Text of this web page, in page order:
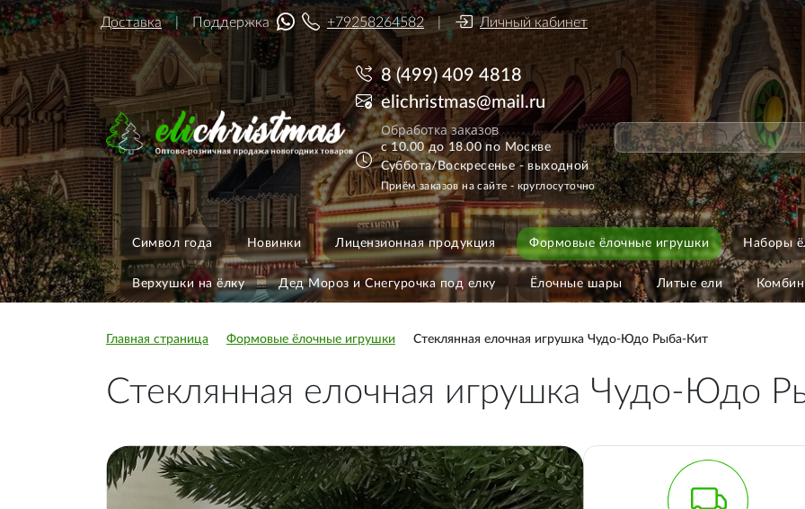
Доставка Поддержка +79258264582 Личный кабинет
8 (499) 409 4818
elichristmas@mail.ru
Обработка заказов
с 10.00 до 18.00 по Москве
Суббота/Воскресенье - выходной
Приём заказов на сайте - круглосуточно
Символ года Новинки Лицензионная продукция Формовые ёлочные игрушки Наборы
Верхушки на ёлку Дед Мороз и Снегурочка под елку Ёлочные шары Литые ели
Главная страница Формовые ёлочные игрушки Стеклянная елочная игрушка Чудо-Юдо Рыба-Кит
Стеклянная елочная игрушка Чудо-Юдо